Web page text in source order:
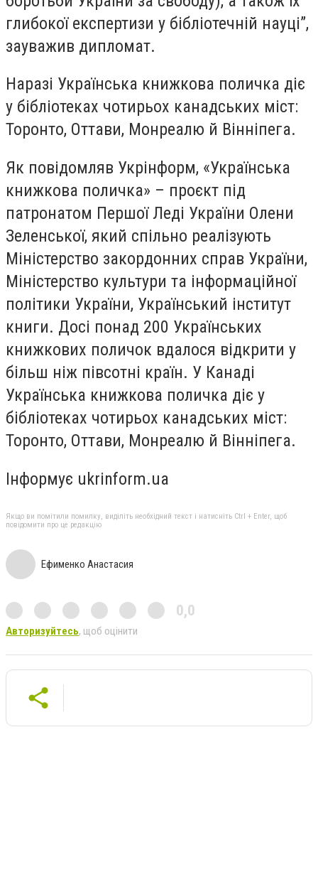
глибокої експертизи у бібліотечній науці”,
зауважив дипломат.
Наразі Українська книжкова поличка діє
у бібліотеках чотирьох канадських міст:
Торонто, Оттави, Монреалю й Вінніпега.
Як повідомляв Укрінформ, «Українська
книжкова поличка» – проєкт під
патронатом Першої Леді України Олени
Зеленської, який спільно реалізують
Міністерство закордонних справ України,
Міністерство культури та інформаційної
політики України, Український інститут
книги. Досі понад 200 Українських
книжкових поличок вдалося відкрити у
більш ніж півсотні країн. У Канаді
Українська книжкова поличка діє у
бібліотеках чотирьох канадських міст:
Торонто, Оттави, Монреалю й Вінніпега.
Інформує ukrinform.ua
Якщо ви помітили помилку, виділіть необхідний текст і натисніть Ctrl + Enter, щоб
повідомити про це редакцію
Ефименко Анастасия
0,0
Авторизуйтесь, щоб оцінити